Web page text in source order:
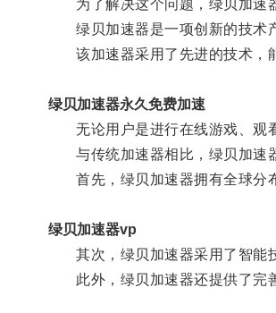
为了解决这个问题，绿贝加速器
绿贝加速器是一项创新的技术产
该加速器采用了先进的技术，能
绿贝加速器永久免费加速
无论用户是进行在线游戏、观看
与传统加速器相比，绿贝加速器
首先，绿贝加速器拥有全球分布
绿贝加速器vp
其次，绿贝加速器采用了智能技
此外，绿贝加速器还提供了完善